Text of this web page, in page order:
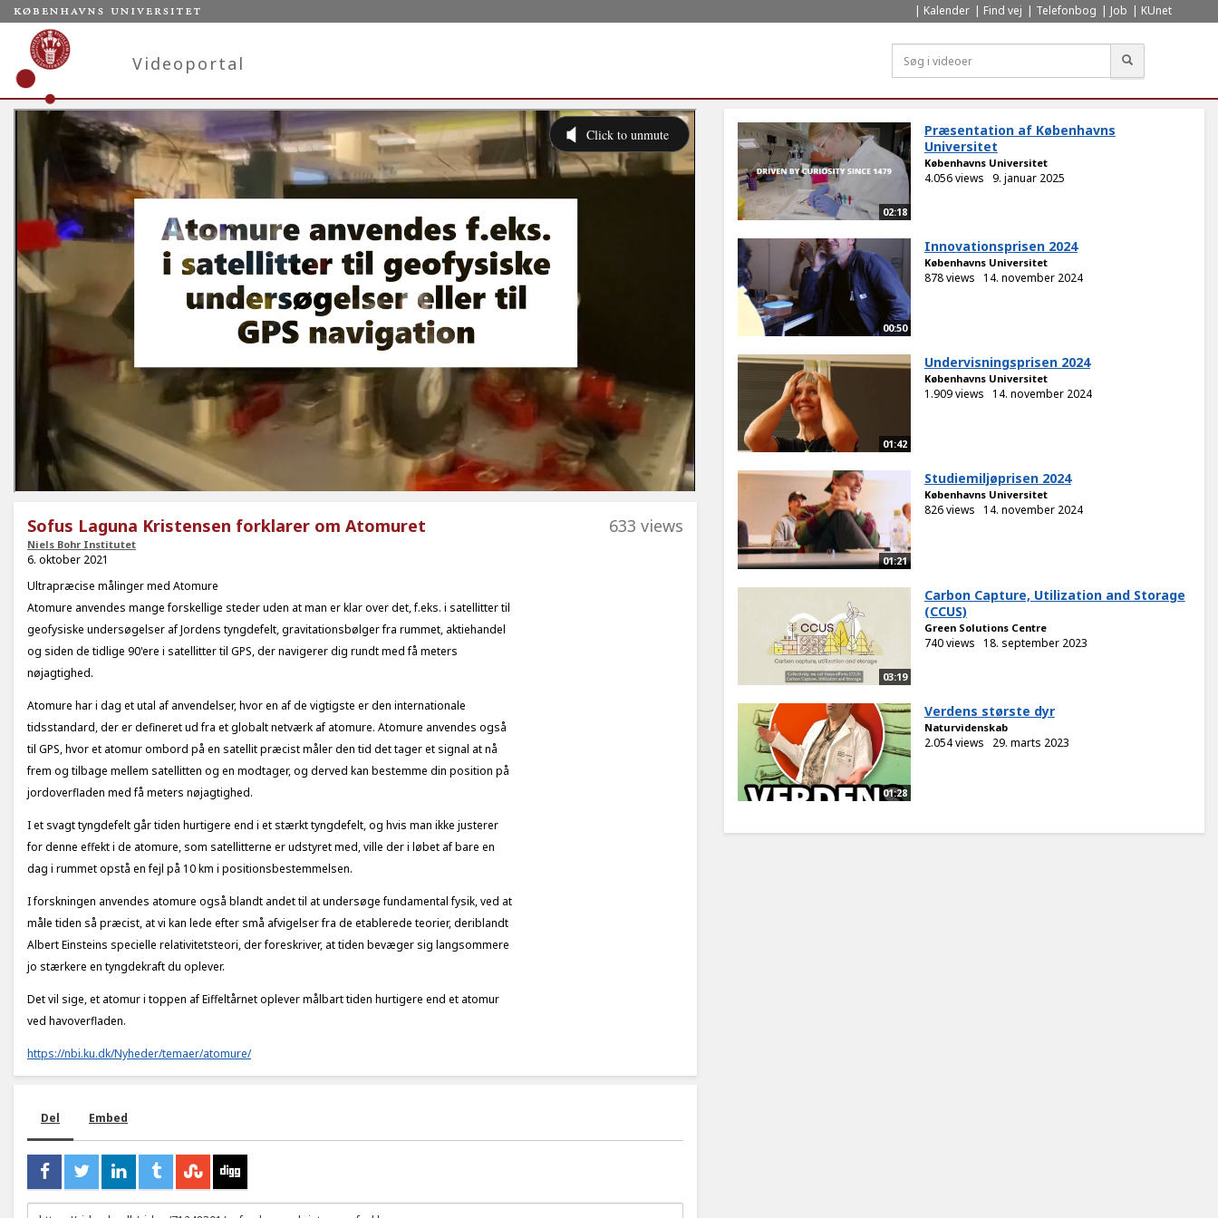
Kalender Find vej Telefonbog Job KUnet
Videoportal
Sofus Laguna Kristensen forklarer om Atomuret
Niels Bohr Institutet
633 views
6. oktober 2021
Ultrapræcise målinger med Atomure
Atomure anvendes mange forskellige steder uden at man er klar over det, f.eks. i satellitter til
geofysiske undersøgelser af Jordens tyngdefelt, gravitationsbølger fra rummet, aktiehandel
og siden de tidlige 90'ere i satellitter til GPS, der navigerer dig rundt med få meters
nøjagtighed.
Atomure har i dag et utal af anvendelser, hvor en af de vigtigste er den internationale
tidsstandard, der er defineret ud fra et globalt netværk af atomure. Atomure anvendes også
til GPS, hvor et atomur ombord på en satellit præcist måler den tid det tager et signal at nå
frem og tilbage mellem satellitten og en modtager, og derved kan bestemme din position på
jordoverfladen med få meters nøjagtighed.
I et svagt tyngdefelt går tiden hurtigere end i et stærkt tyngdefelt, og hvis man ikke justerer
for denne effekt i de atomure, som satellitterne er udstyret med, ville der i løbet af bare en
dag i rummet opstå en fejl på 10 km i positionsbestemmelsen.
I forskningen anvendes atomure også blandt andet til at undersøge fundamental fysik, ved at
måle tiden så præcist, at vi kan lede efter små afvigelser fra de etablerede teorier, deriblandt
Albert Einsteins specielle relativitetsteori, der foreskriver, at tiden bevæger sig langsommere
jo stærkere en tyngdekraft du oplever.
Det vil sige, et atomur i toppen af Eiffeltårnet oplever målbart tiden hurtigere end et atomur
ved havoverfladen.
https://nbi.ku.dk/Nyheder/temaer/atomure/
Del Embed
URL
02:18
Præsentation af Københavns
Universitet
Københavns Universitet
4.056 views 9. januar 2025
00:50
Innovationsprisen 2024
Københavns Universitet
878 views 14. november 2024
01:42
Undervisningsprisen 2024
Københavns Universitet
1.909 views 14. november 2024
01:21
Studiemiljøprisen 2024
Københavns Universitet
826 views 14. november 2024
03:19
Carbon Capture, Utilization and Storage
(CCUS)
Green Solutions Centre
740 views 18. september 2023
01:28
Verdens største dyr
Naturvidenskab
2.054 views 29. marts 2023